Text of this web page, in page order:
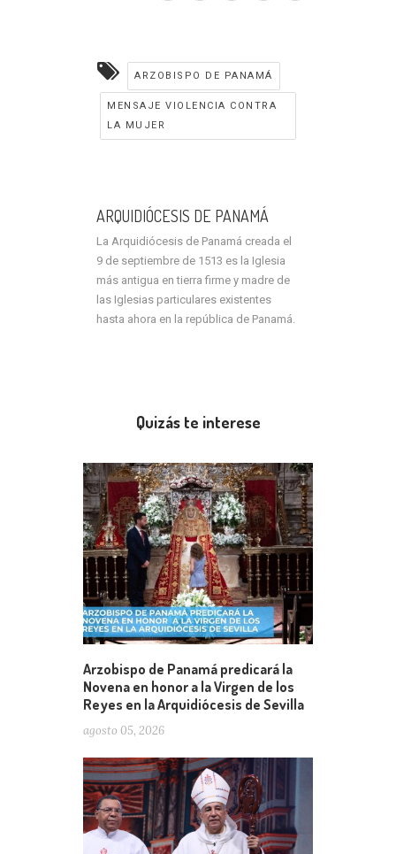
ARZOBISPO DE PANAMÁ
MENSAJE VIOLENCIA CONTRA
LA MUJER
ARQUIDIÓCESIS DE PANAMÁ
La Arquidiócesis de Panamá creada el
9 de septiembre de 1513 es la Iglesia
más antigua en tierra firme y madre de
las Iglesias particulares existentes
hasta ahora en la república de Panamá.
Quizás te interese
Arzobispo de Panamá predicará la
Novena en honor a la Virgen de los
Reyes en la Arquidiócesis de Sevilla
agosto 05, 2026